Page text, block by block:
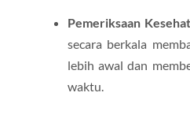
Pemeriksaan
secara berkala
lebih awal dan
waktu.